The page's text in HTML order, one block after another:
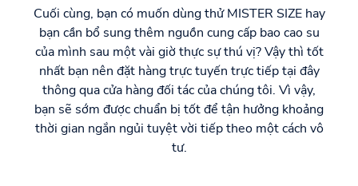
Cuối cùng, bạn có muốn dùng thử MISTER SIZE hay
bạn cần bổ sung thêm nguồn cung cấp bao cao su
của mình sau một vài giờ thực sự thú vị? Vậy thì tốt
nhất bạn nên đặt hàng trực tuyến trực tiếp tại đây
thông qua cửa hàng đối tác của chúng tôi. Vì vậy,
bạn sẽ sớm được chuẩn bị tốt để tận hưởng khoảng
thời gian ngắn ngủi tuyệt vời tiếp theo một cách vô
tư.